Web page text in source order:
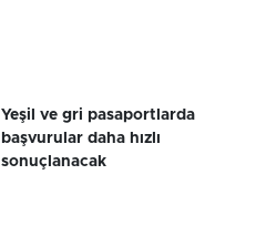
Yeşil ve gri pasaportlarda
başvurular daha hızlı
sonuçlanacak